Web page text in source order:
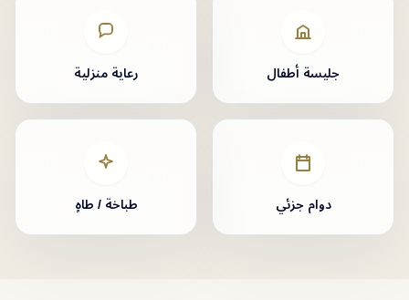
جليسة أطفال رعاية منزلية
دوام جزئي طباخة / طاهٍ